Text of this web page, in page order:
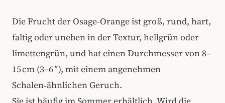
Die Frucht der Osage-Orange ist groß, rund, hart,
faltig oder uneben in der Textur, hellgrün oder
limettengrün, und hat einen Durchmesser von 8–
15 cm (3–6 ″), mit einem angenehmen
Schalen‑ähnlichen Geruch.